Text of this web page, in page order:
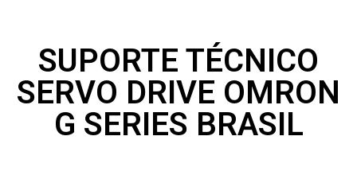
SUPORTE TÉCNICO
SERVO DRIVE OMRON
G SERIES BRASIL